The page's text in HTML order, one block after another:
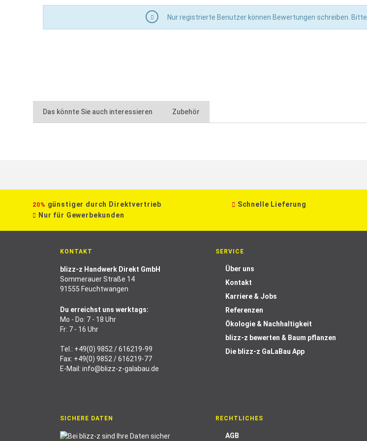
hochwertiger Edelstahl V2A (1.4310), rostfrei
Staffelpreis bei sortenreiner Abnahme
Nur registrierte Benutzer können Bewertungen schreiben. Bitte
Das könnte Sie auch interessieren Zubehör
20% günstiger durch Direktvertrieb Schnelle Lieferung
Nur für Gewerbekunden
KONTAKT
blizz-z Handwerk Direkt GmbH
Sommerauer Straße 14
91555 Feuchtwangen
Du erreichst uns werktags:
Mo - Do: 7 - 18 Uhr
Fr: 7 - 16 Uhr
Tel.: +49(0) 9852 / 616219-99
Fax: +49(0) 9852 / 616219-77
E-Mail: info@blizz-z-galabau.de
SERVICE
Über uns
Kontakt
Karriere & Jobs
Referenzen
Ökologie & Nachhaltigkeit
blizz-z bewerten & Baum pflanzen
Die blizz-z GaLaBau App
SICHERE DATEN RECHTLICHES
AGB